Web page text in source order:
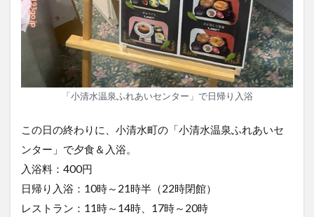
「小清水温泉ふれあいセンター」で日帰り入浴
この日の終わりに、小清水町の「小清水温泉ふれあいセ
ンター」で夕食＆入浴。
入浴料：400円
日帰り入浴：10時～21時半（22時閉館）
レストラン：11時～14時、17時～20時